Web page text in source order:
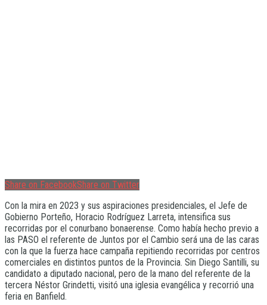
Share on FacebookShare on Twitter
Con la mira en 2023 y sus aspiraciones presidenciales, el Jefe de
Gobierno Porteño, Horacio Rodríguez Larreta, intensifica sus
recorridas por el conurbano bonaerense. Como había hecho previo a
las PASO el referente de Juntos por el Cambio será una de las caras
con la que la fuerza hace campaña repitiendo recorridas por centros
comerciales en distintos puntos de la Provincia. Sin Diego Santilli, su
candidato a diputado nacional, pero de la mano del referente de la
tercera Néstor Grindetti, visitó una iglesia evangélica y recorrió una
feria en Banfield.